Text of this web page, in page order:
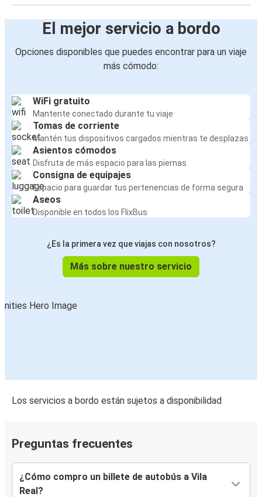
Vila Real
Chaves
Aveiro
Penafiel
Vila Real
Narbona
Vila Real
Burdeos
Vila Real
Versalles
Vila Real
Vila Real
Vila Real
Vila Real
Vila Real
El mejor servicio a bordo
Opciones disponibles que puedes encontrar para un viaje
más cómodo:
WiFi gratuito
Mantente conectado durante tu viaje
Tomas de corriente
Mantén tus dispositivos cargados mientras te desplazas
Asientos cómodos
Disfruta de más espacio para las piernas
Consigna de equipajes
Espacio para guardar tus pertenencias de forma segura
Aseos
Disponible en todos los FlixBus
¿Es la primera vez que viajas con nosotros?
Más sobre nuestro servicio
Los servicios a bordo están sujetos a disponibilidad
Preguntas frecuentes
¿Cómo compro un billete de autobús a Vila
Real?